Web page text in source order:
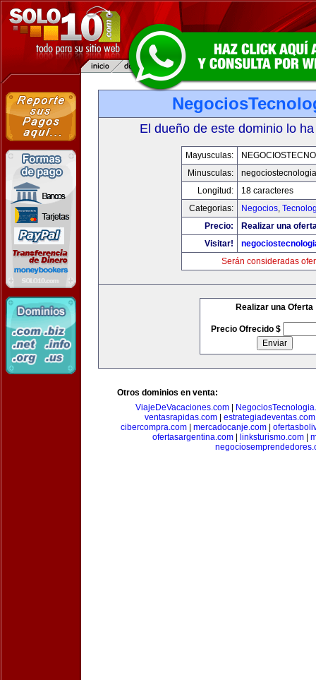
El dueño de este dominio lo
Mayusculas:
Minusculas:
Longitud:
18 caracteres
Categorias:
Negocios,
Precio:
Realizar una
Visitar!
Serán consideradas
Realizar una Oferta
Precio Ofrecido $
Otros dominios en venta:
ViajeDeVacaciones.com
ventasrapidas.com
estrategiadeventas.com
cibercompra.com| mercadocanje.com|
ofertasargentina.com| linksturismo.com|